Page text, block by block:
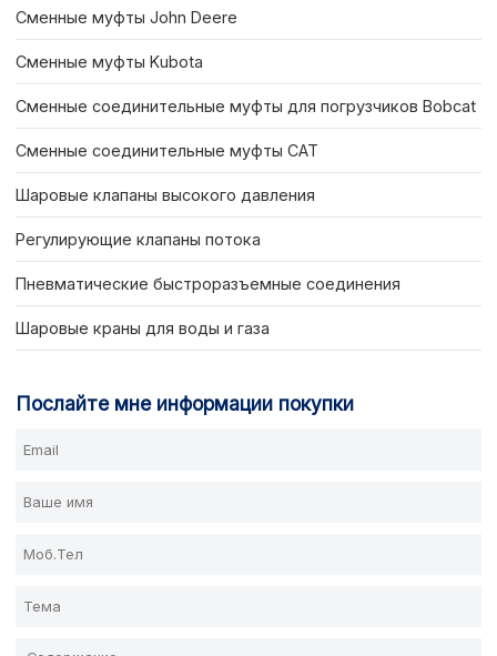
Сменные муфты John Deere
Сменные муфты Kubota
Сменные соединительные муфты для погрузчиков Bobcat
Сменные соединительные муфты CAT
Шаровые клапаны высокого давления
Регулирующие клапаны потока
Пневматические быстроразъемные соединения
Шаровые краны для воды и газа
Послайте мне информации покупки